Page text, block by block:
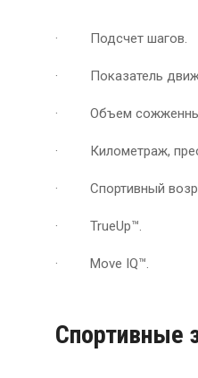
· Подсчет шагов.
· Показатель
· Объем
· Километраж,
· Спортивный
· TrueUp™.
· Move IQ™.
Спортивные